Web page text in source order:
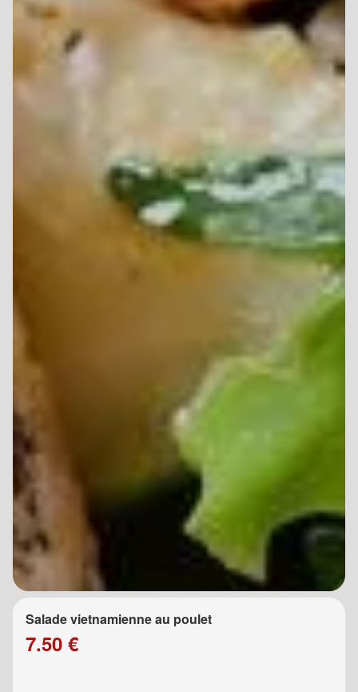
Salade vietnamienne au poulet
7.50 €